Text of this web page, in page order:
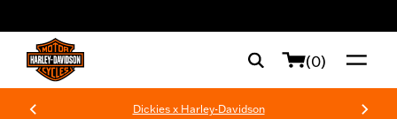
(0)
Dickies x Harley-Davidson